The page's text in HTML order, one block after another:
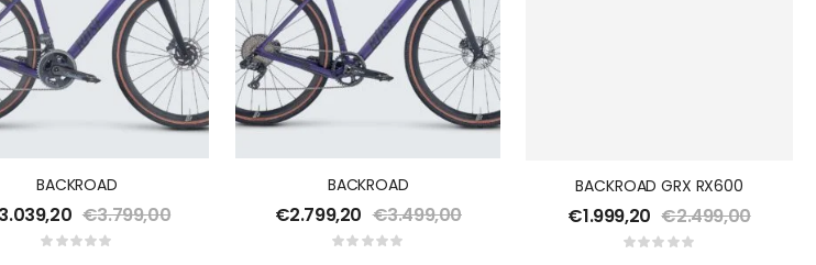
BACKROAD
3.039,20 €3.799,00
BACKROAD
€2.799,20 €3.499,00
BACKROAD GRX RX600
€1.999,20 €2.499,00